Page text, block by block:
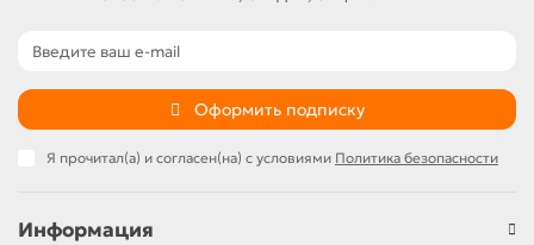
Оформить подписку
Я прочитал(а) и согласен(на) с условиями Политика безопасности
Информация